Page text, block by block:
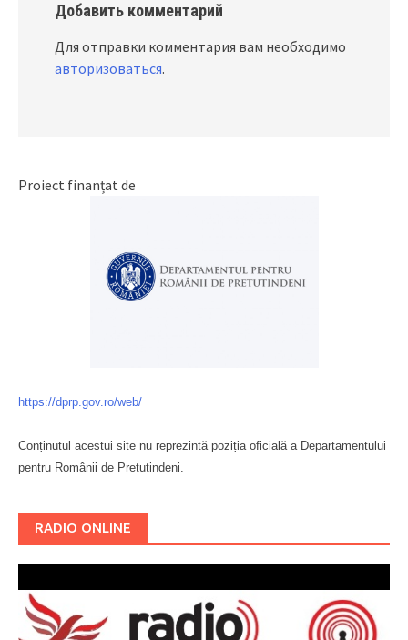
Добавить комментарий
Для отправки комментария вам необходимо
авторизоваться.
Proiect finanțat de
https://dprp.gov.ro/web/
Conținutul acestui site nu reprezintă poziția oficială a Departamentului
pentru Românii de Pretutindeni.
RADIO ONLINE